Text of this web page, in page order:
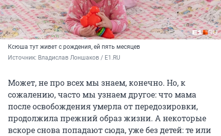
Ксюша тут живет с рождения, ей пять месяцев
Источник: Владислав Лоншаков / E1.RU
Может, не про всех мы знаем, конечно. Но, к
сожалению, часто мы узнаем другое: что мама
после освобождения умерла от передозировки,
продолжила прежний образ жизни. А некоторые
вскоре снова попадают сюда, уже без детей: те или